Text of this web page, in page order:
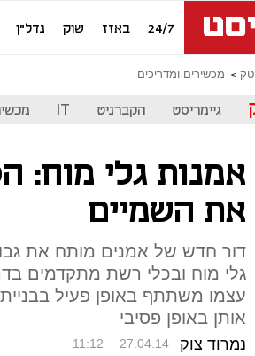
24/7 באזז שוק נדל"ן
טק מכשירים ומדריכים
גיימריסט הקברניט IT
אמנות גלי מוח:
את השמיים
דור חדש של אמנים מותח את
גלי מוח ובכלי רשת מתקדמים
עצמו משתתף באופן פעיל
אותן באופן פסיבי
נמרוד צוק 11:12 27.04.14